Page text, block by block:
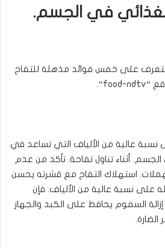
الغذائي في الجسم.
على خمس فوائد مذهلة للتفاح
“
food-ndtv
“.
نسبة عالية من الألياف التي تساعد في
الجسم. أثناء تناول تفاحة. تأكد من عدم
استهلاك التفاح مع قشرته يحسن
على نسبة عالية من الألياف. فإن
السموم يحافظ على الكبد والجهاز
.